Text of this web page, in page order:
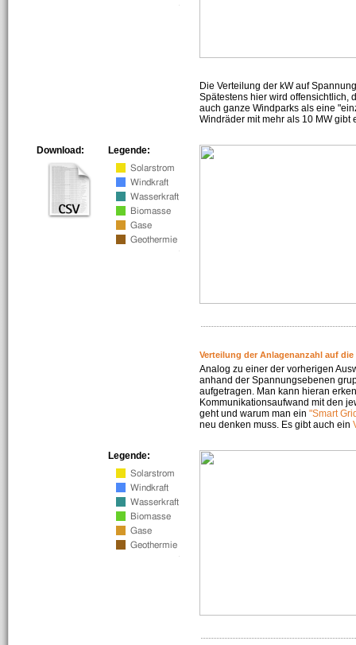
Die Verteilung der kW auf
Spätestens hier wird offensichtlich,
auch ganze Windparks als eine
Windräder mit mehr als 10 MW gibt
Legende:
Download:
Verteilung der Anlagenanzahl auf die
Analog zu einer der vorherigen
anhand der Spannungsebenen
aufgetragen. Man kann hieran
Kommunikationsaufwand mit den
geht und warum man ein "Smart
neu denken muss. Es gibt auch ein
Legende: